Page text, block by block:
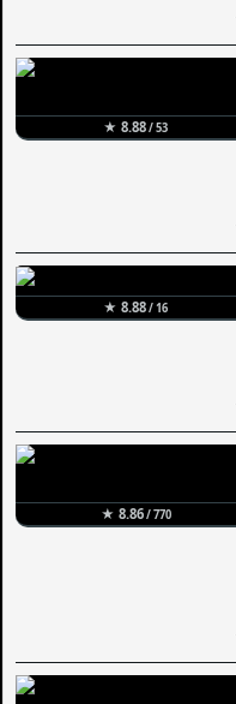
★ 8.88/ 53
★ 8.88/ 16
★ 8.86/ 770